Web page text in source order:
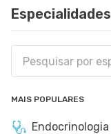
Especialidades
MAIS POPULARES
Endocrinologia